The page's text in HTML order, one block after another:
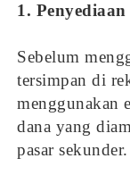
1.
Sebelum
tersimpan di
menggunakan
dana yang
pasar sekunder.